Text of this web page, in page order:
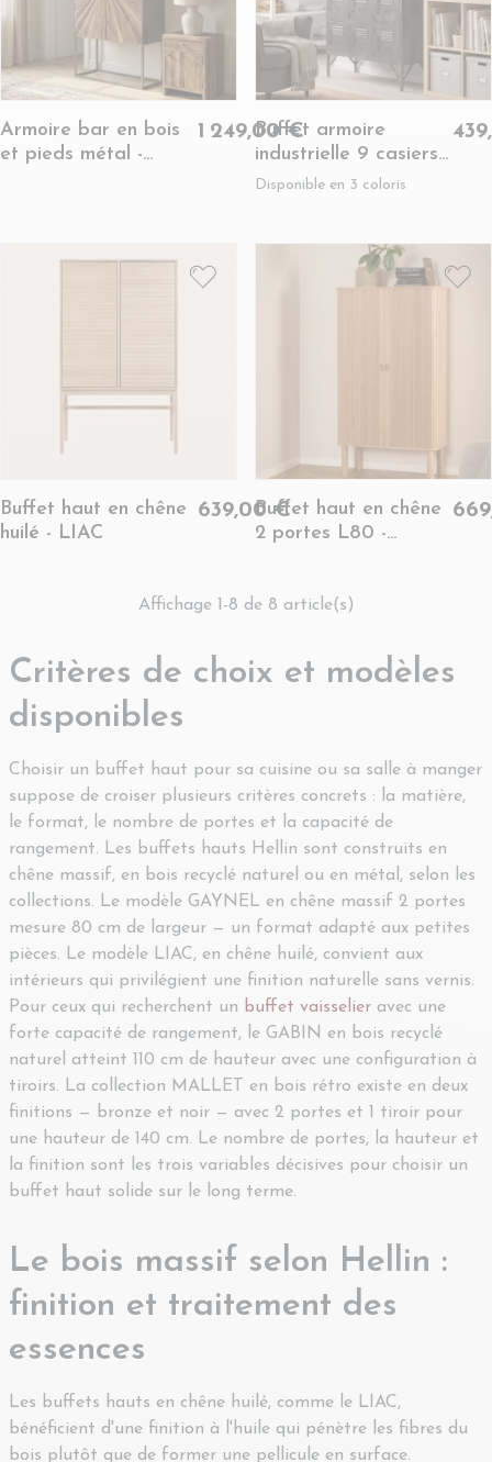
Armoire bar en bois
et pieds métal -
1 249,00 €Buffet armoire
industrielle 9 casiers
en métal -
Disponible en 3 coloris
Buffet haut en chêne
huilé - LIAC
639,00 €Buffet haut en chêne
2 portes L80 -
Affichage 1-8 de 8 article(s)
Critères de choix et modèles
disponibles
Choisir un buffet haut pour sa cuisine ou sa salle à manger
suppose de croiser plusieurs critères concrets : la matière,
le format, le nombre de portes et la capacité de
rangement. Les buffets hauts Hellin sont construits en
chêne massif, en bois recyclé naturel ou en métal, selon les
collections. Le modèle GAYNEL en chêne massif 2 portes
mesure 80 cm de largeur — un format adapté aux petites
pièces. Le modèle LIAC, en chêne huilé, convient aux
intérieurs qui privilégient une finition naturelle sans vernis.
Pour ceux qui recherchent un buffet vaisselier avec une
forte capacité de rangement, le GABIN en bois recyclé
naturel atteint 110 cm de hauteur avec une configuration à
tiroirs. La collection MALLET en bois rétro existe en deux
finitions — bronze et noir — avec 2 portes et 1 tiroir pour
une hauteur de 140 cm. Le nombre de portes, la hauteur et
la finition sont les trois variables décisives pour choisir un
buffet haut solide sur le long terme.
Le bois massif selon Hellin :
finition et traitement des
essences
Les buffets hauts en chêne huilé, comme le LIAC,
bénéficient d'une finition à l'huile qui pénètre les fibres du
bois plutôt que de former une pellicule en surface.